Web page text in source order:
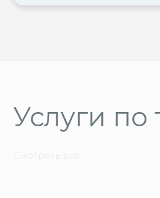
Услуги по